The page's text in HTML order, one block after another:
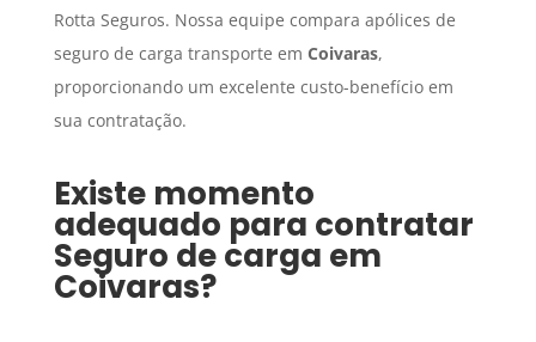
Rotta Seguros. Nossa equipe compara apólices de
seguro de carga transporte em Coivaras,
proporcionando um excelente custo-benefício em
sua contratação.
Existe momento
adequado para contratar
Seguro de carga em
Coivaras?